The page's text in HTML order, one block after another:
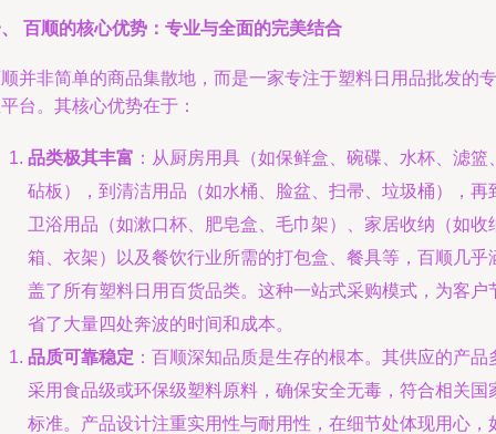
百顺的核心优势：专业与全面的完美结合
并非简单的商品集散地，而是一家专注于塑料日用品批发的专
台。其核心优势在于：
品类极其丰富 ：从厨房用具（如保鲜盒、碗碟、水杯、滤篮
砧板），到清洁用品（如水桶、脸盆、扫帚、垃圾桶），再
卫浴用品（如漱口杯、肥皂盒、毛巾架）、家居收纳（如收
箱、衣架）以及餐饮行业所需的打包盒、餐具等，百顺几乎
盖了所有塑料日用百货品类。这种一站式采购模式，为客户
省了大量四处奔波的时间和成本。
品质可靠稳定 ：百顺深知品质是生存的根本。其供应的产品
采用食品级或环保级塑料原料，确保安全无毒，符合相关国
标准。产品设计注重实用性与耐用性，在细节处体现用心，